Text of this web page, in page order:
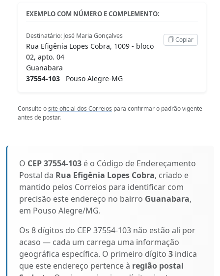
EXEMPLO COM NÚMERO E COMPLEMENTO:
Destinatário: José Maria Gonçalves
Rua Efigênia Lopes Cobra, 1009 - bloco
02, apto. 04
Guanabara
37554-103 Pouso Alegre-MG
Copiar
Consulte osite oficial dos Correios para confirmar o padrão vigente
antes de postar.
O CEP 37554-103 é o Código de Endereçamento
Postal da Rua Efigênia Lopes Cobra, criado e
mantido pelos Correios para identificar com
precisão este endereço no bairro Guanabara,
em Pouso Alegre/MG.
Os 8 dígitos do CEP 37554-103 não estão ali por
acaso — cada um carrega uma informação
geográfica específica. O primeiro dígito 3 indica
que este endereço pertence à região postal